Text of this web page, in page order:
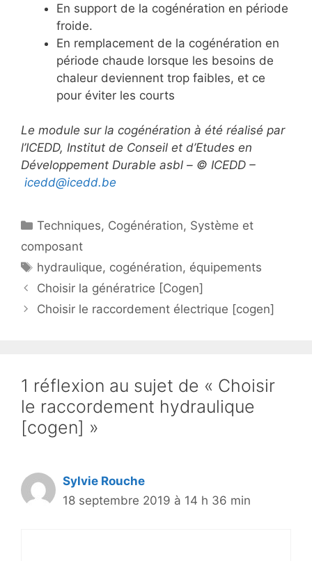
En support de la cogénération en période
froide.
En remplacement de la cogénération en
période chaude lorsque les besoins de
chaleur deviennent trop faibles, et ce
pour éviter les courts
Le module sur la cogénération à été réalisé par
l’ICEDD, Institut de Conseil et d’Etudes en
Développement Durable asbl – © ICEDD –
icedd@icedd.be
Catégories
Techniques, Cogénération, Système et
composant
Étiquettes
hydraulique, cogénération, équipements
Choisir la génératrice [Cogen]
Choisir le raccordement électrique [cogen]
1 réflexion au sujet de « Choisir
le raccordement hydraulique
[cogen] »
Sylvie Rouche
18 septembre 2019 à 14 h 36 min